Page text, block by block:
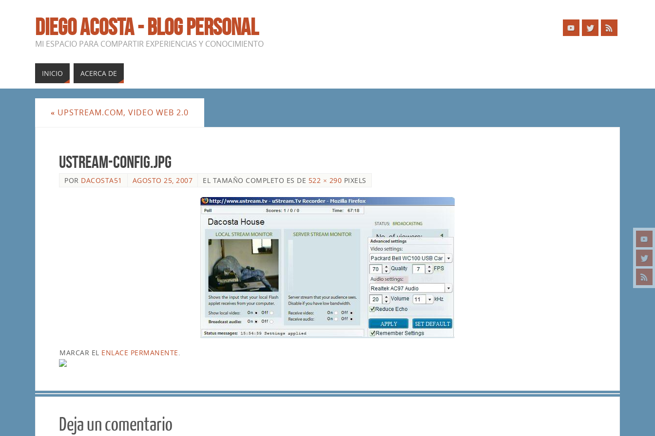
DIEGO ACOSTA - BLOG PERSONAL
MI ESPACIO PARA COMPARTIR EXPERIENCIAS Y CONOCIMIENTO
INICIO ACERCA DE
« UPSTREAM.COM, VIDEO WEB 2.0
ustream-config.jpg
POR DACOSTA51 AGOSTO 25, 2007 EL TAMAÑO COMPLETO ES DE 522 × 290 PIXELS
MARCAR EL ENLACE PERMANENTE
Deja un comentario